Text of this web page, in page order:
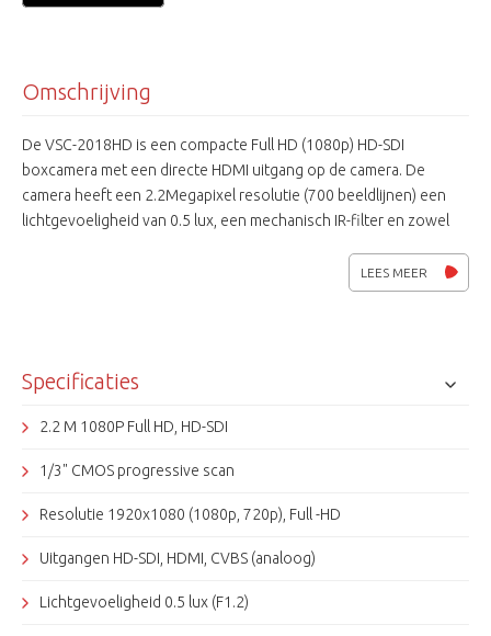
Omschrijving
De VSC-2018HD is een compacte Full HD (1080p) HD-SDI
boxcamera met een directe HDMI uitgang op de camera. De
camera heeft een 2.2Megapixel resolutie (700 beeldlijnen) een
lichtgevoeligheid van 0.5 lux, een mechanisch IR-filter en zowel
over functies als WDR, DNR, ATW en 32 privacy zones. De HD-cctv
is gebaseerd op de SMPTE-292M studio norm waaraan een aantal
camerabewaking.
LEES MEER
Specificaties
2.2 M 1080P Full HD, HD-SDI
1/3" CMOS progressive scan
Resolutie 1920x1080 (1080p, 720p), Full -HD
Uitgangen HD-SDI, HDMI, CVBS (analoog)
Lichtgevoeligheid 0.5 lux (F1.2)